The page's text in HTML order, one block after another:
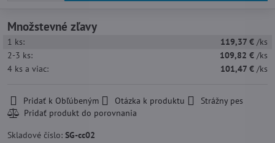
Množstevné zľavy
1 ks: 119,37 € /ks
2-3 ks: 109,82 € /ks
4 ks a viac: 101,47 € /ks
Pridať k Obľúbeným Otázka k produktu Strážny pes
Skladové číslo: SG-cc02